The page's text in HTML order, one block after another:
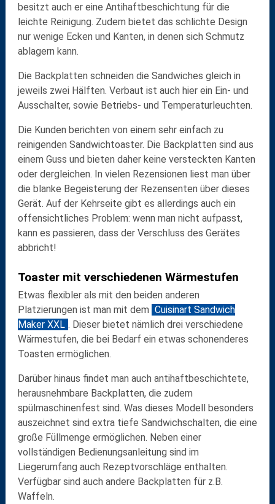
besitzt auch er eine Antihaftbeschichtung für die
leichte Reinigung. Zudem bietet das schlichte Design
nur wenige Ecken und Kanten, in denen sich Schmutz
ablagern kann.
Die Backplatten schneiden die Sandwiches gleich in
jeweils zwei Hälften. Verbaut ist auch hier ein Ein- und
Ausschalter, sowie Betriebs- und Temperaturleuchten.
Die Kunden berichten von einem sehr einfach zu
reinigenden Sandwichtoaster. Die Backplatten sind aus
einem Guss und bieten daher keine versteckten Kanten
oder dergleichen. In vielen Rezensionen liest man über
die blanke Begeisterung der Rezensenten über dieses
Gerät. Auf der Kehrseite gibt es allerdings auch ein
offensichtliches Problem: wenn man nicht aufpasst,
kann es passieren, dass der Verschluss des Gerätes
abbricht!
Toaster mit verschiedenen Wärmestufen
Etwas flexibler als mit den beiden anderen
Platzierungen ist man mit dem Cuisinart Sandwich
Maker XXL . Dieser bietet nämlich drei verschiedene
Wärmestufen, die bei Bedarf ein etwas schonenderes
Toasten ermöglichen.
Darüber hinaus findet man auch antihaftbeschichtete,
herausnehmbare Backplatten, die zudem
spülmaschinenfest sind. Was dieses Modell besonders
auszeichnet sind extra tiefe Sandwichschalten, die eine
große Füllmenge ermöglichen. Neben einer
vollständigen Bedienungsanleitung sind im
Liegerumfang auch Rezeptvorschläge enthalten.
Verfügbar sind auch andere Backplatten für z.B.
Waffeln.